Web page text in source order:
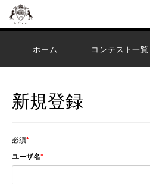
ホーム コンテスト一覧
新規登録
必須
ユーザ名